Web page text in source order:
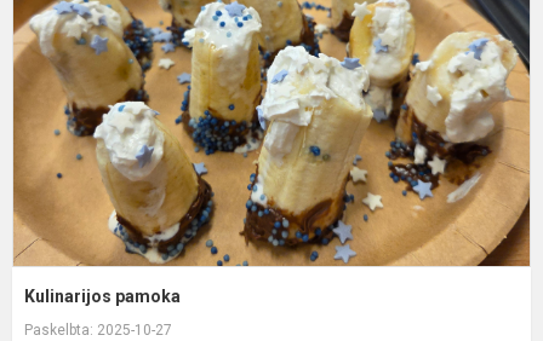
Kulinarijos pamoka
Paskelbta: 2025-10-27